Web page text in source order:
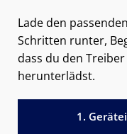
Lade den
Schritten runter,
dass du den
herunterlädst.
1.